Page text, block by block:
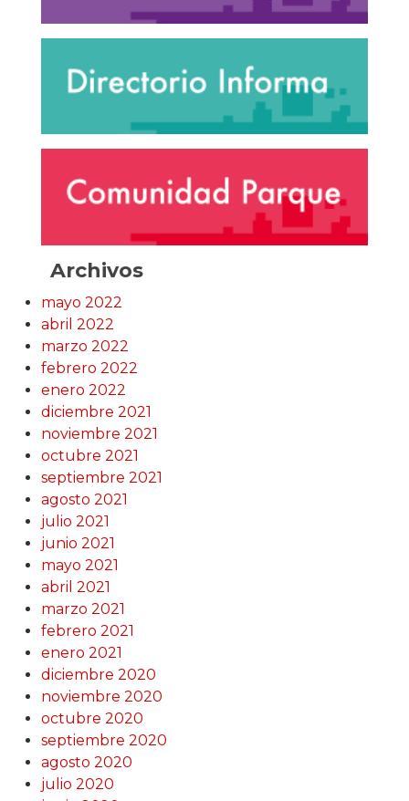
Archivos
mayo 2022
abril 2022
marzo 2022
febrero 2022
enero 2022
diciembre 2021
noviembre 2021
octubre 2021
septiembre 2021
agosto 2021
julio 2021
junio 2021
mayo 2021
abril 2021
marzo 2021
febrero 2021
enero 2021
diciembre 2020
noviembre 2020
octubre 2020
septiembre 2020
agosto 2020
julio 2020